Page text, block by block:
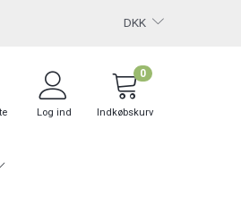
DKK
Log ind Indkøbskurv
0